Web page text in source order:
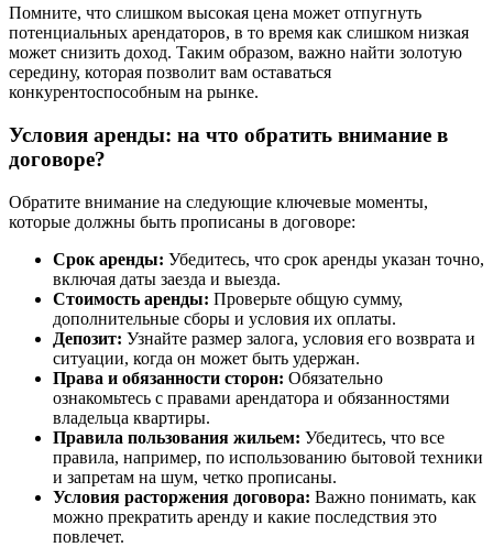
Помните, что слишком высокая цена может отпугнуть
потенциальных арендаторов, в то время как слишком низкая
может снизить доход. Таким образом, важно найти золотую
середину, которая позволит вам оставаться
конкурентоспособным на рынке.
Условия аренды: на что обратить внимание в
договоре?
Обратите внимание на следующие ключевые моменты,
которые должны быть прописаны в договоре:
Срок аренды: Убедитесь, что срок аренды указан точно,
включая даты заезда и выезда.
Стоимость аренды: Проверьте общую сумму,
дополнительные сборы и условия их оплаты.
Депозит: Узнайте размер залога, условия его возврата и
ситуации, когда он может быть удержан.
Права и обязанности сторон: Обязательно
ознакомьтесь с правами арендатора и обязанностями
владельца квартиры.
Правила пользования жильем: Убедитесь, что все
правила, например, по использованию бытовой техники
и запретам на шум, четко прописаны.
Условия расторжения договора: Важно понимать, как
можно прекратить аренду и какие последствия это
повлечет.